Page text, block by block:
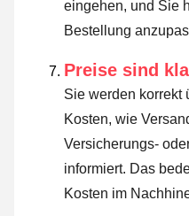
eingehen, und Sie
Bestellung
Preise sind
Sie werden korrekt
Kosten, wie
Versicherungs-
informiert. Das
Kosten im